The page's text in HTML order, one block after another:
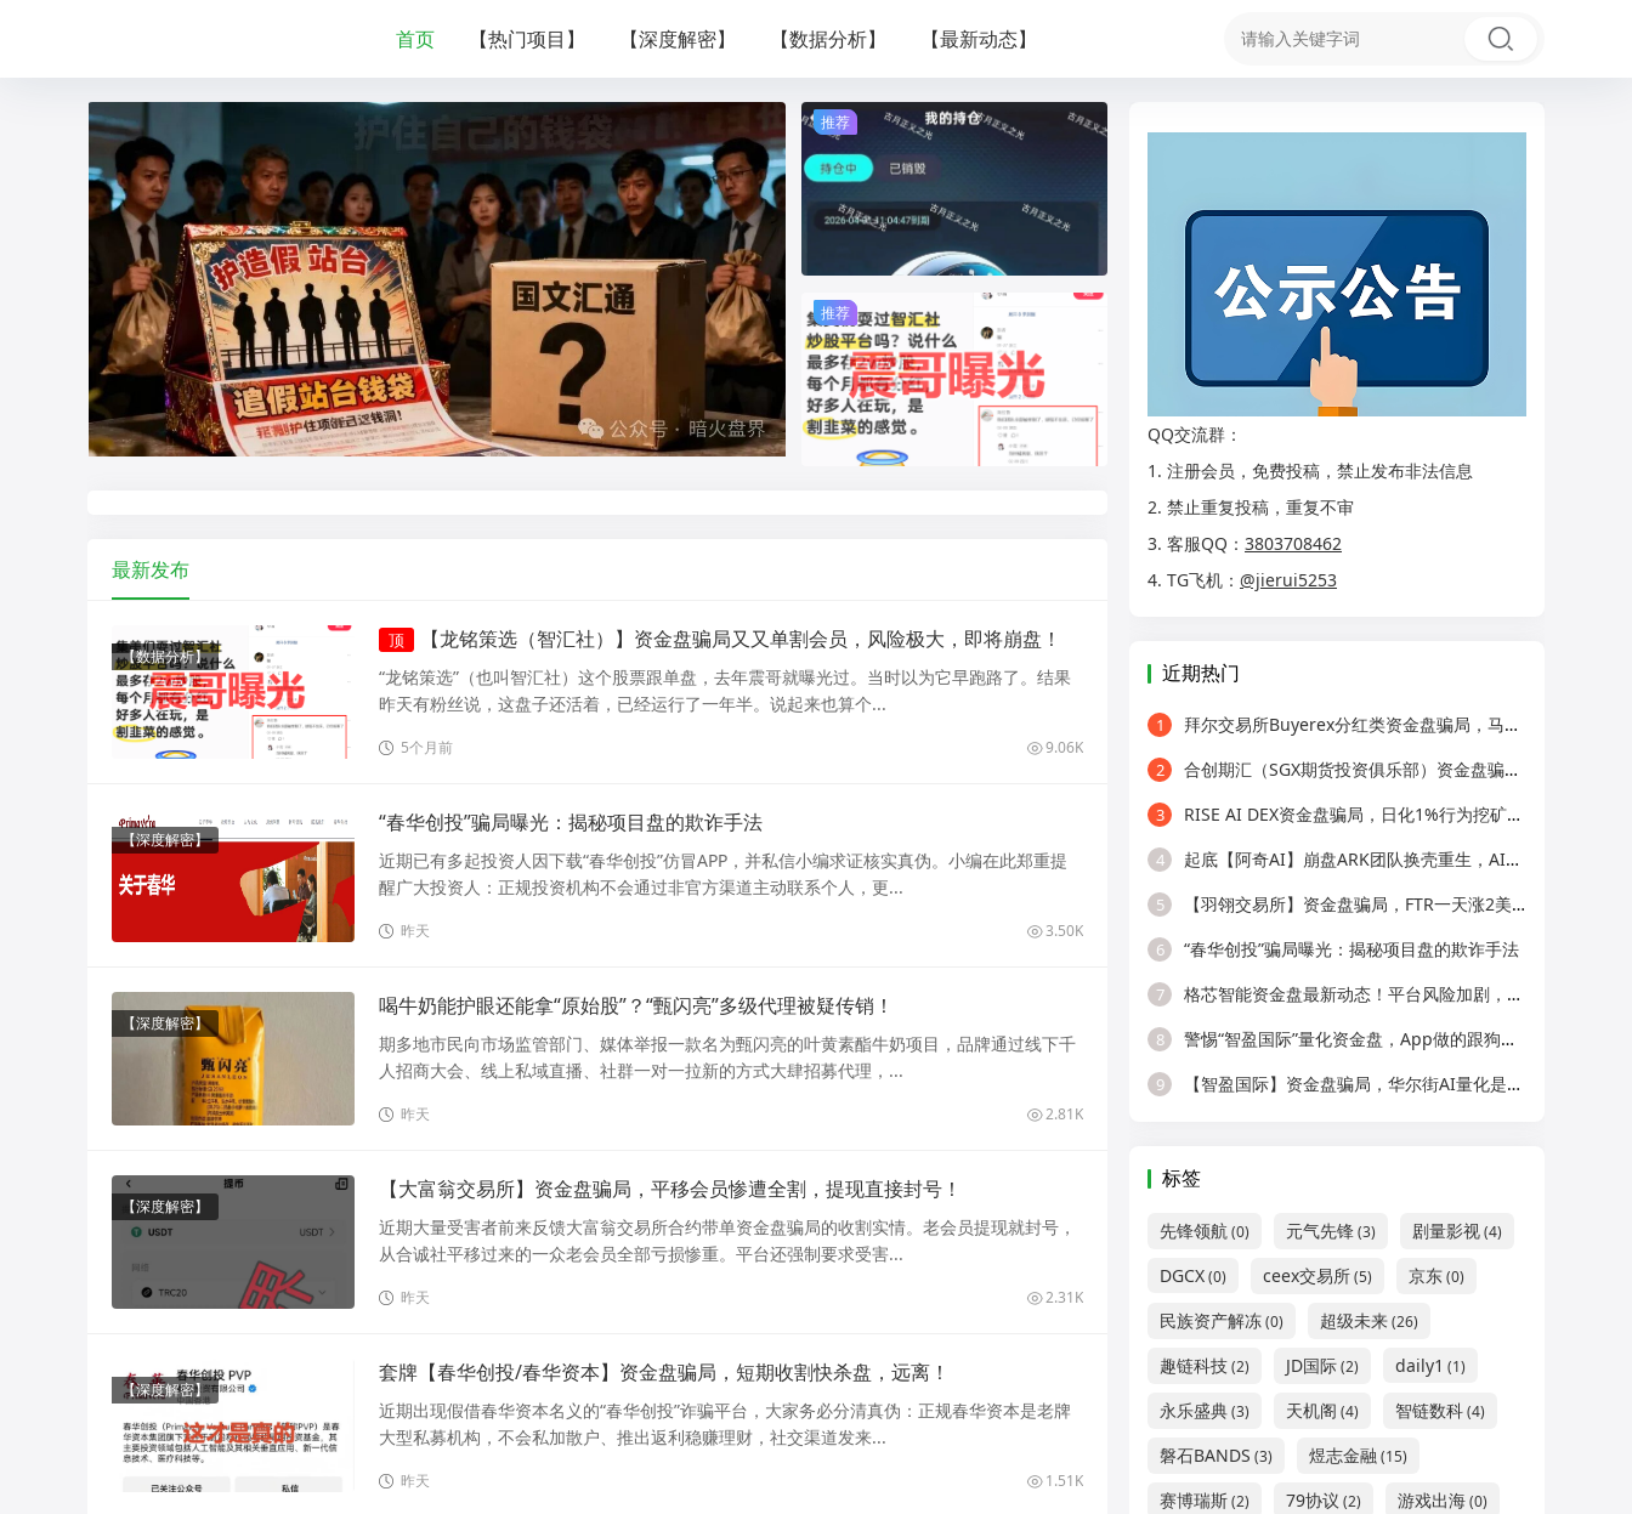
首页 【热门项目】 【深度解密】 【数据分析】 【最新动态】
推荐 推荐
推荐 推荐 推荐 推荐
最新发布
【数据分析】
顶 【龙铭策选（智汇社）】资金盘骗局又又单割会员，风险极大，即将崩盘！
“龙铭策选”（也叫智汇社）这个股票跟单盘，去年震哥就曝光过。当时以为它早跑路了。结果
昨天有粉丝说，这盘子还活着，已经运行了一年半。说起来也算个...
5个月前 9.06K
【深度解密】
“春华创投”骗局曝光：揭秘项目盘的欺诈手法
近期已有多起投资人因下载“春华创投”仿冒APP，并私信小编求证核实真伪。小编在此郑重提
醒广大投资人：正规投资机构不会通过非官方渠道主动联系个人，更...
昨天 3.50K
【深度解密】
喝牛奶能护眼还能拿“原始股”？“甄闪亮”多级代理被疑传销！
期多地市民向市场监管部门、媒体举报一款名为甄闪亮的叶黄素酯牛奶项目，品牌通过线下千
人招商大会、线上私域直播、社群一对一拉新的方式大肆招募代理，...
昨天 2.81K
【深度解密】
【大富翁交易所】资金盘骗局，平移会员惨遭全割，提现直接封号！
近期大量受害者前来反馈大富翁交易所合约带单资金盘骗局的收割实情。老会员提现就封号，
从合诚社平移过来的一众老会员全部亏损惨重。平台还强制要求受害...
昨天 2.31K
【深度解密】
套牌【春华创投/春华资本】资金盘骗局，短期收割快杀盘，远离！
近期出现假借春华资本名义的“春华创投”诈骗平台，大家务必分清真伪：正规春华资本是老牌
大型私募机构，不会私加散户、推出返利稳赚理财，社交渠道发来...
昨天 1.51K
QQ交流群：
1. 注册会员，免费投稿，禁止发布非法信息
2. 禁止重复投稿，重复不审
3. 客服QQ： 3803708462
4. TG飞机： @jierui5253
近期热门
1 拜尔交易所Buyerex分红类资金盘骗局，马上崩盘跑路…
2 合创期汇（SGX期货投资俱乐部）资金盘骗局，操盘手张奕多次收割山东会员，看
3 RISE AI DEX资金盘骗局，日化1%行为挖矿，365天锁仓，纯庞氏骗局
4 起底【阿奇AI】崩盘ARK团队换壳重生，AI风口外衣，还是老牌分销套路！
5 【羽翎交易所】资金盘骗局，FTR一天涨2美分？远离境外园区杀猪盘！
6 “春华创投”骗局曝光：揭秘项目盘的欺诈手法
7 格芯智能资金盘最新动态！平台风险加剧，警惕虚假兑付二次诈骗！
8 警惕“智盈国际”量化资金盘，App做的跟狗啃一样，纯纯割韭菜！
9 【智盈国际】资金盘骗局，华尔街AI量化是假的，多级传销圈钱是真的！
标签
先锋领航(0) 元气先锋(3) 剧量影视(4)
DGCX(0) ceex交易所(5) 京东(0)
民族资产解冻(0) 超级未来(26)
趣链科技(2) JD国际(2) daily1 (1)
永乐盛典(3) 天机阁 (4) 智链数科(4)
磐石BANDS (3) 煜志金融 (15)
赛博瑞斯(2) 79协议 (2) 游戏出海(0)